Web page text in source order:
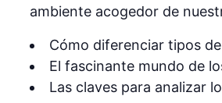
ambiente acogedor de
Cómo diferenciar tipos
El fascinante mundo de
Las claves para analizar